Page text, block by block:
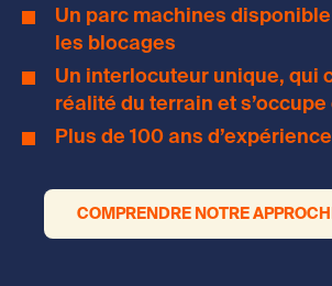
Un parc machines
les blocages
Un interlocuteur unique, qui
réalité du terrain et s’occupe
Plus de 100 ans d’expérience
COMPRENDRE NOTRE